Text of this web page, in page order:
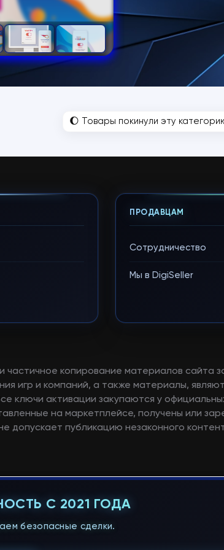
🌔 Товары покинули эту
ПРОДАВЦАМ
Сотрудничество
Мы в DigiSeller
копирование материалов сайта
игр и компаний, а также материалы,
ключи активации закупаются у
на маркетплейсе, получены или
допускает публикацию незаконного
С 2021 ГОДА
безопасные сделки.